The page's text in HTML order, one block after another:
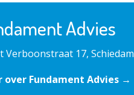
Advies
Verboonstraat 17, Schiedam
over Fundament Advies →